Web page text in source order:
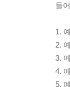
들
1.
2.
3.
4.
5.